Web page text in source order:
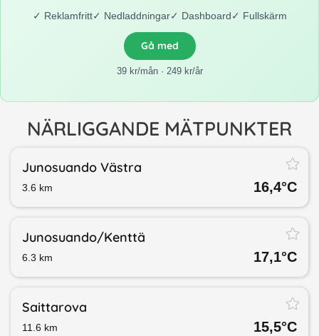
✓ Reklamfritt✓ Nedladdningar✓ Dashboard✓ Fullskärm
Gå med
39 kr/mån · 249 kr/år
NÄRLIGGANDE MÄTPUNKTER
Junosuando Västra
3.6 km 16,4°C
Junosuando/​Kenttä
6.3 km 17,1°C
Saittarova
11.6 km 15,5°C